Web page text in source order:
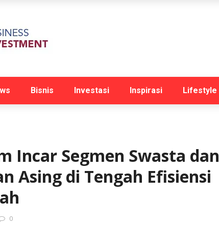
Bisnis Investasi Inspirasi Lifestyle
Incar Segmen Swasta dan
Asing di Tengah Efisiensi
0